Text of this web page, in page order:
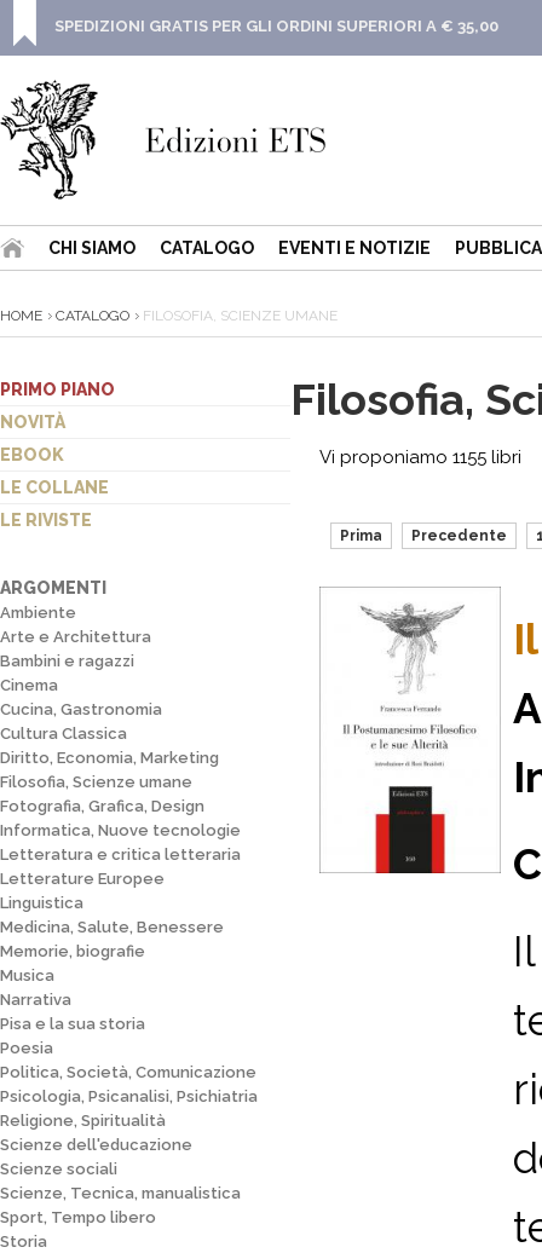
SPEDIZIONI GRATIS PER GLI ORDINI SUPERIORI A € 35,00
CHI SIAMO CATALOGO EVENTI E NOTIZIE
HOME CATALOGO FILOSOFIA, SCIENZE UMANE
PRIMO PIANO
NOVITÀ
EBOOK
LE COLLANE
LE RIVISTE
ARGOMENTI
Ambiente
Arte e Architettura
Bambini e ragazzi
Cinema
Cucina, Gastronomia
Cultura Classica
Diritto, Economia, Marketing
Filosofia, Scienze umane
Fotografia, Grafica, Design
Informatica, Nuove tecnologie
Letteratura e critica letteraria
Letterature Europee
Linguistica
Medicina, Salute, Benessere
Memorie, biografie
Musica
Narrativa
Pisa e la sua storia
Poesia
Politica, Società, Comunicazione
Psicologia, Psicanalisi, Psichiatria
Religione, Spiritualità
Scienze dell'educazione
Scienze sociali
Scienze, Tecnica, manualistica
Sport, Tempo libero
Storia
Filosofia,
Vi proponiamo 1155 libri
Prima Precedente